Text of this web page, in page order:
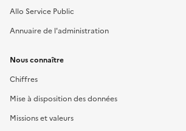
Allo Service Public
Annuaire de l'administration
Nous connaître
Chiffres
Mise à disposition des données
Missions et valeurs